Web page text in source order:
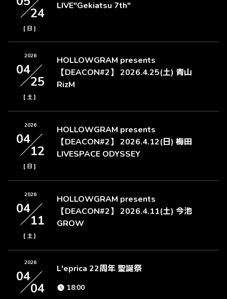
24
[ 日]
LIVE"Gekiatsu 7th"
2026
04
25
[ 土]
HOLLOWGRAM presents
【DEACON#2】 2026.4.25(土) 青山
RizM
2026
04
12
[ 日]
HOLLOWGRAM presents
【DEACON#2】 2026.4.12(日) 梅田
LIVESPACE ODYSSEY
2026
04
11
[ 土]
HOLLOWGRAM presents
【DEACON#2】 2026.4.11(土) 今池
GROW
2026
04
04
L'eprica 22周年 聖誕祭
18:00